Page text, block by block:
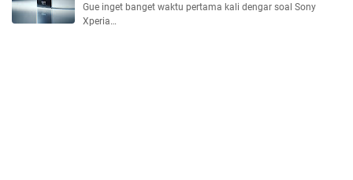
Gue inget banget waktu pertama kali dengar soal Sony
Xperia…